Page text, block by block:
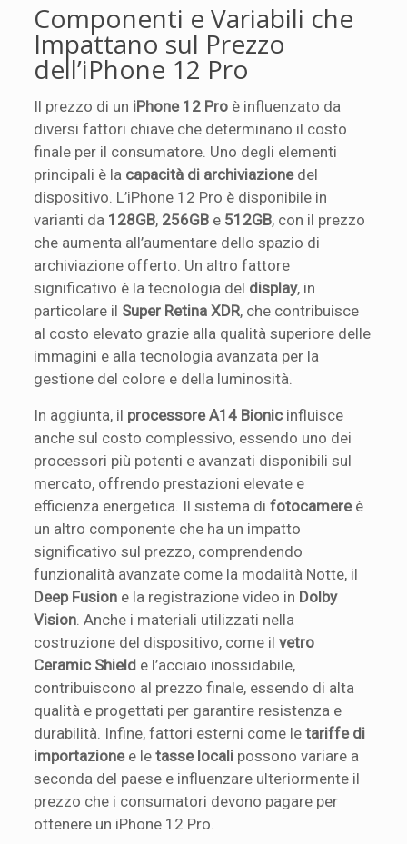
Componenti e Variabili che
Impattano sul Prezzo
dell’iPhone 12 Pro
Il prezzo di un iPhone 12 Pro è influenzato da
diversi fattori chiave che determinano il costo
finale per il consumatore. Uno degli elementi
principali è la capacità di archiviazionedel
dispositivo. L’iPhone 12 Pro è disponibile in
varianti da 128GB, 256GB e 512GB, con il prezzo
che aumenta all’aumentare dello spazio di
archiviazione offerto. Un altro fattore
significativo è la tecnologia del display, in
particolare il Super Retina XDR, che contribuisce
al costo elevato grazie alla qualità superiore delle
immagini e alla tecnologia avanzata per la
gestione del colore e della luminosità.
In aggiunta, il processore A14 Bionic influisce
anche sul costo complessivo, essendo uno dei
processori più potenti e avanzati disponibili sul
mercato, offrendo prestazioni elevate e
efficienza energetica. Il sistema difotocamereè
un altro componente che ha un impatto
significativo sul prezzo, comprendendo
funzionalità avanzate come la modalità Notte, il
Deep Fusion e la registrazione video in Dolby
Vision. Anche i materiali utilizzati nella
costruzione del dispositivo, come ilvetro
Ceramic Shield e l’acciaio inossidabile,
contribuiscono al prezzo finale, essendo di alta
qualità e progettati per garantire resistenza e
durabilità. Infine, fattori esterni come letariffe di
importazionee letasse locali possono variare a
seconda del paese e influenzare ulteriormente il
prezzo che i consumatori devono pagare per
ottenere un iPhone 12 Pro.